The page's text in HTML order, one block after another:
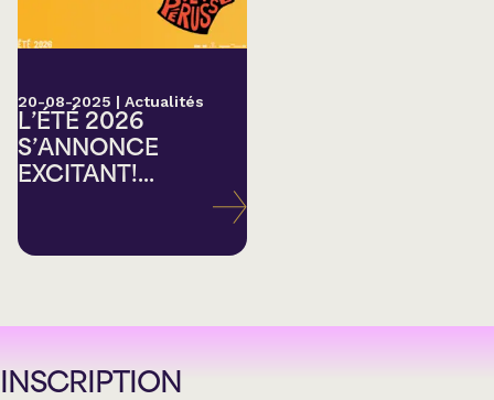
20-08-2025 | Actualités
L’ÉTÉ 2026
S’ANNONCE
EXCITANT!...
INSCRIPTION